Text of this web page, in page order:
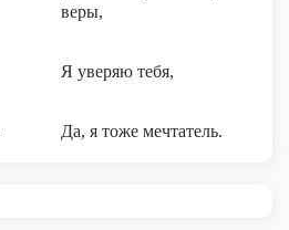
веры,
Я уверяю тебя,
Да, я тоже мечтатель.